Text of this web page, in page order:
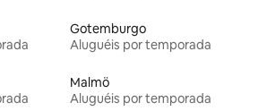
Gotemburgo
Aluguéis por temporada
Malmö
Aluguéis por temporada